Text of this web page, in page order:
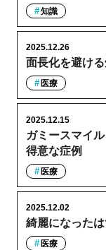
知識
面長化を避け
2025.12.26
医療
ガミースマイ
得意な症例
2025.12.15
医療
綺麗になった
2025.12.02
医療